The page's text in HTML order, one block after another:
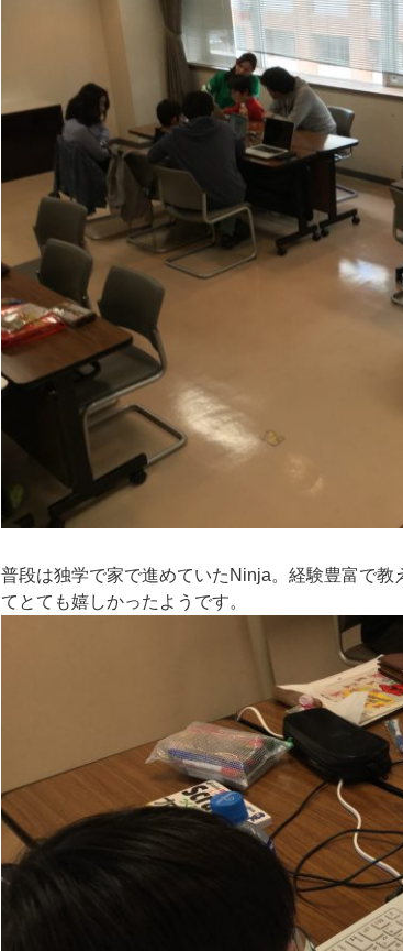
普段は独学で家で進めていたNinja。経験豊富で
てとても嬉しかったようです。